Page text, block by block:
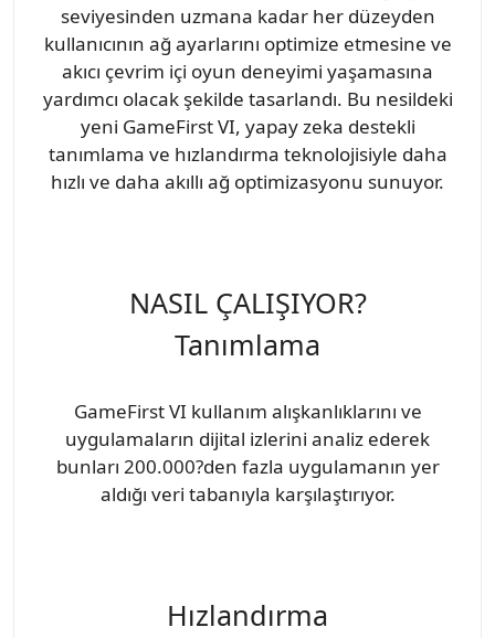
seviyesinden uzmana kadar her düzeyden
kullanıcının ağ ayarlarını optimize etmesine ve
akıcı çevrim içi oyun deneyimi yaşamasına
yardımcı olacak şekilde tasarlandı. Bu nesildeki
yeni GameFirst VI, yapay zeka destekli
tanımlama ve hızlandırma teknolojisiyle daha
hızlı ve daha akıllı ağ optimizasyonu sunuyor.
NASIL ÇALIŞIYOR?
Tanımlama
GameFirst VI kullanım alışkanlıklarını ve
uygulamaların dijital izlerini analiz ederek
bunları 200.000?den fazla uygulamanın yer
aldığı veri tabanıyla karşılaştırıyor.
Hızlandırma